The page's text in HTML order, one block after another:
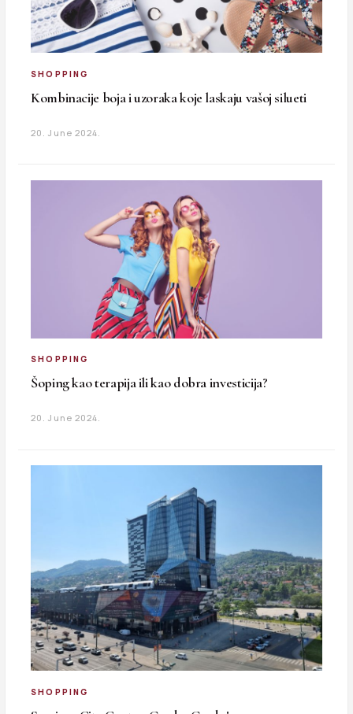
SHOPPING
Kombinacije boja i uzoraka koje laskaju vašoj silueti
20. June 2024.
SHOPPING
Šoping kao terapija ili kao dobra investicija?
20. June 2024.
SHOPPING